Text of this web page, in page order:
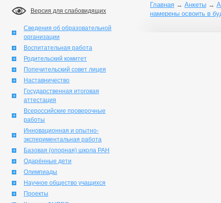
Версия для слабовидящих
Сведения об образовательной
организации
Воспитательная работа
Родительский комитет
Попечительский совет лицея
Наставничество
Государственная итоговая
аттестация
Всероссийские проверочные
работы
Инновационная и опытно-
экспериментальная работа
Базовая (опорная) школа РАН
Одарённые дети
Олимпиады
Научное общество учащихся
Проекты
Главная → Анкеты →
намерены освоить в